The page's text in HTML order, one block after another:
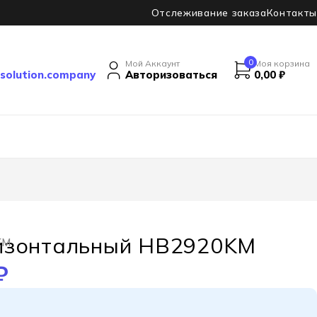
Отслеживание заказаКонтакты
Мой Аккаунт
Авторизоваться
0 Моя корзина
0,00 ₽
HB2920KM